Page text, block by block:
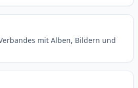
mit Alben, Bildern und